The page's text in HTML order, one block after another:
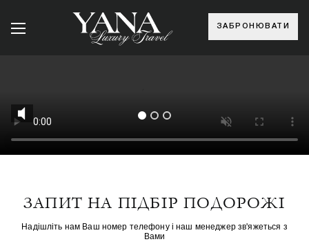
ЗАБРОНЮВАТИ
ЗАПИТ НА ПІДБІР ПОДОРОЖІ
Надішліть нам Ваш номер телефону і наш менеджер зв'яжеться з
Вами